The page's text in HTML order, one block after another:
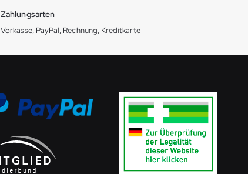
Zahlungsarten
Vorkasse, PayPal, Rechnung, Kreditkarte